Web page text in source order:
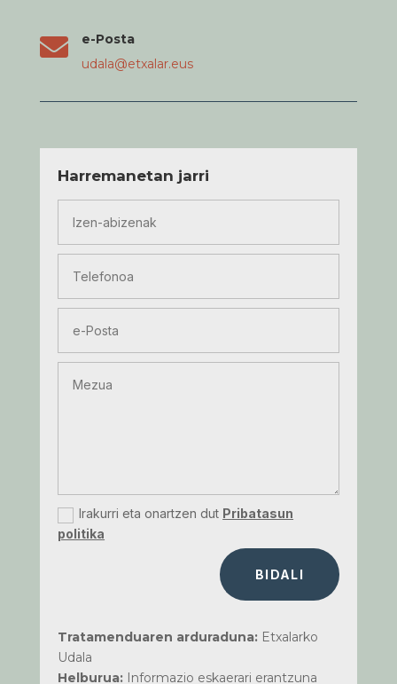

e-Posta
udala@etxalar.eus
Harremanetan jarri
Irakurri eta onartzen dut Pribatasun
politika
BIDALI
Tratamenduaren arduraduna:Etxalarko
Udala
Helburua:Informazio eskaerari erantzuna